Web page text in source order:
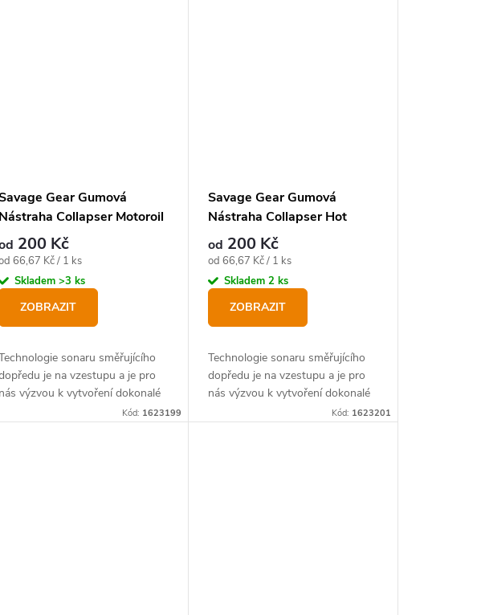
Gear Gumová
Nástraha Collapser Motoroil
Perch Firetail
200 Kč
66,67 Kč / 1 ks
Skladem >3 ks
ZOBRAZIT
sonaru směřujícího
je na vzestupu a je pro
nás výzvou k vytvoření dokonalé
gumové nástrahy pro tento styl
Kód: 1623199
Savage Gear Gumová
Nástraha Collapser Hot
Bleak
od 200 Kč
Měrná
cena:
od 66,67 Kč / 1 ks
Skladem 2 ks
ZOBRAZIT
Technologie sonaru směřujícího
dopředu je na vzestupu a je pro
nás výzvou k vytvoření dokonalé
gumové nástrahy pro tento styl
Kód: 1623201